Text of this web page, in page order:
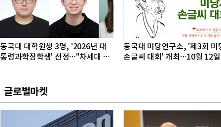
동국대 대학원생 3명, '2026년 대
통령과학장학생' 선정…"차세대 연
동국대 미당연구소, '제3회 미
손글씨 대회' 개최…10월 12
글로벌마켓